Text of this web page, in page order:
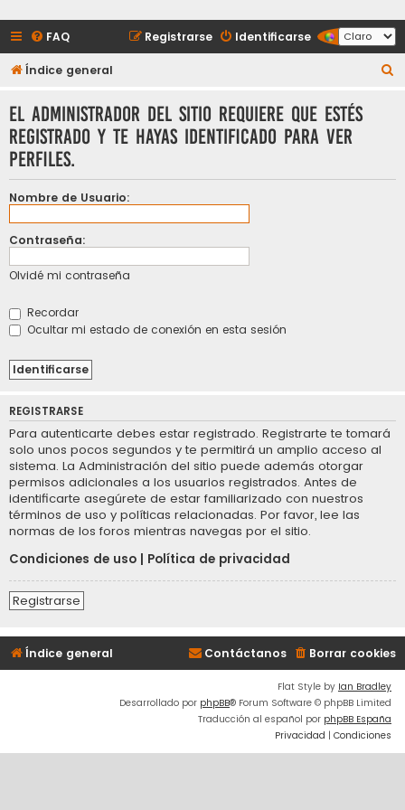
FAQ Identificarse
Registrarse
Índice general
El administrador del sitio requiere que estés
registrado y te hayas identificado para ver
perfiles.
Nombre de Usuario:
Contraseña:
Olvidé mi contraseña
Recordar
Ocultar mi estado de conexión en esta sesión
REGISTRARSE
Para autenticarte debes estar registrado. Registrarte te tomará
solo unos pocos segundos y te permitirá un amplio acceso al
sistema. La Administración del sitio puede además otorgar
permisos adicionales a los usuarios registrados. Antes de
identificarte asegúrete de estar familiarizado con nuestros
términos de uso y políticas relacionadas. Por favor, lee las
normas de los foros mientras navegas por el sitio.
Condiciones de uso
Política de privacidad
Registrarse
Índice general Borrar cookies
Contáctanos
Flat Style by Ian Bradley
Desarrollado por phpBB® Forum Software © phpBB Limited
Traducción al español por phpBB España
Privacidad | Condiciones